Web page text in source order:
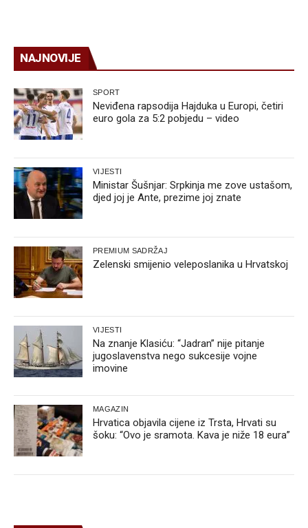
NAJNOVIJE
SPORT
Neviđena rapsodija Hajduka u Europi, četiri
euro gola za 5:2 pobjedu – video
VIJESTI
Ministar Šušnjar: Srpkinja me zove ustašom,
djed joj je Ante, prezime joj znate
PREMIUM SADRŽAJ
Zelenski smijenio veleposlanika u Hrvatskoj
VIJESTI
Na znanje Klasiću: “Jadran” nije pitanje
jugoslavenstva nego sukcesije vojne
imovine
MAGAZIN
Hrvatica objavila cijene iz Trsta, Hrvati su
šoku: “Ovo je sramota. Kava je niže 18 eura”